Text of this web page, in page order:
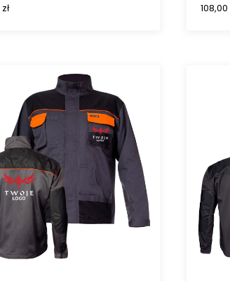
zł 108,00